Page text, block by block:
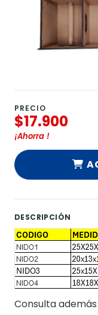
PRECIO
$17.900
¡Ahorra !
DESCRIPCIÓN
Consulta